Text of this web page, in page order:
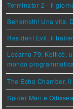
Terminator 2 - Il
Behemoth! Una vita.
Resident Evil, il
Locarno 79: Ketticè,
mondo
The Echo Chamber,
Spider Man e